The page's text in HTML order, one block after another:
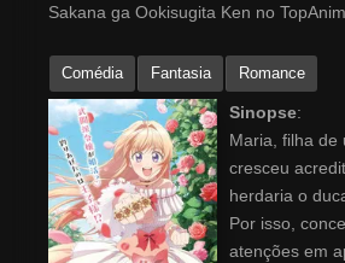
Sakana ga Ookisugita Ken no
Comédia Fantasia Romance
Sinopse:
Maria, filha de
cresceu
herdaria o
Por isso,
atenções em